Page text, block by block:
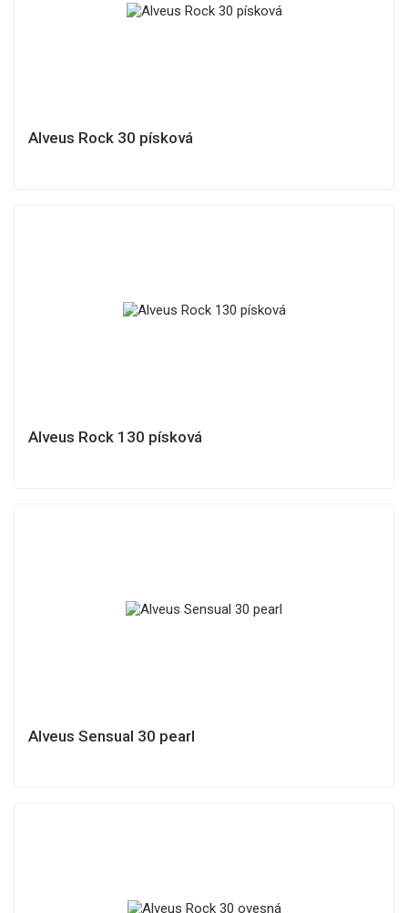
Alveus Rock 30 písková
Alveus Rock 130 písková
Alveus Sensual 30 pearl